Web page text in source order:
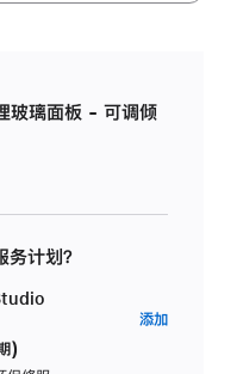
璃面板 - 可调倾
计划？
)
添加